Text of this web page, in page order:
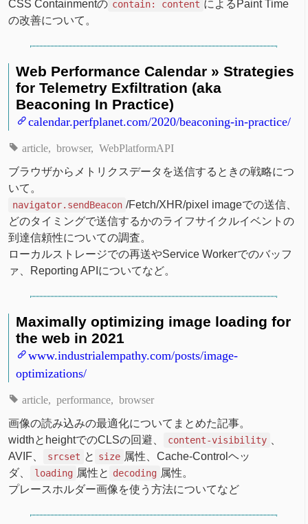
CSS Containmentの contain: content によるPaint Time
の改善について。
Web Performance Calendar » Strategies
for Telemetry Exfiltration (aka
Beaconing In Practice)
calendar.perfplanet.com/2020/beaconing-in-practice/
article browser WebPlatformAPI
ブラウザからメトリクスデータを送信するときの戦略につ
いて。
navigator.sendBeacon /Fetch/XHR/pixel imageでの送信、
どのタイミングで送信するかのライフサイクルイベントの
到達信頼性についての調査。
ローカルストレージでの再送やService Workerでのバッフ
ァ、Reporting APIについてなど。
Maximally optimizing image loading for
the web in 2021
www.industrialempathy.com/posts/image-
optimizations/
article performance browser
画像の読み込みの最適化についてまとめた記事。
widthとheightでのCLSの回避、
content-visibility
AVIF、
srcset と size 属性、Cache-Controlヘッ
ダ、
loading 属性と decoding 属性。
プレースホルダー画像を使う方法についてなど